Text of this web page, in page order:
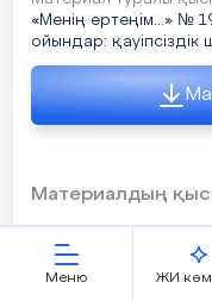
Меню ЖИ
«Менің ертеңім...» №
ойындар:
Материалдың
Тәрбие сағаты